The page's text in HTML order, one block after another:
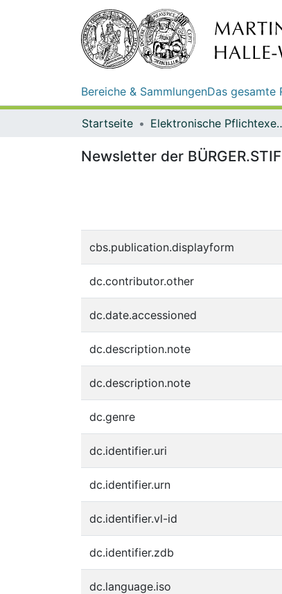
Bereiche & SammlungenDas gesamte
Startseite
Newsletter der
cbs.publication.displayform
dc.contributor.other
dc.date.accessioned
dc.description.note
dc.description.note
dc.genre
dc.identifier.uri
dc.identifier.urn
dc.identifier.vl-id
dc.identifier.zdb
dc.language.iso